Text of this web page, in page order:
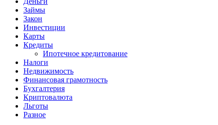
Займы
Закон
Инвестиции
Карты
Кредиты
Ипотечное кредитование
Налоги
Недвижимость
Финансовая грамотность
Бухгалтерия
Криптовалюта
Льготы
Разное